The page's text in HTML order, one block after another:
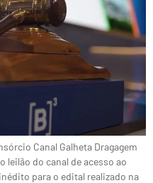
Canal Galheta Dragagem
do canal de acesso ao
para o edital realizado na